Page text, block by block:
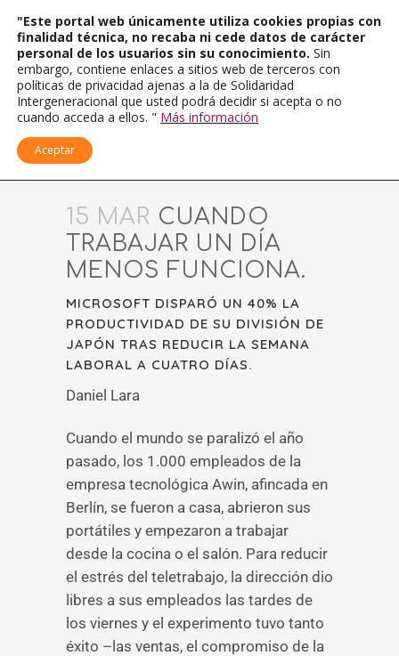
15 MAR CUANDO
TRABAJAR UN DÍA
MENOS FUNCIONA.
MICROSOFT DISPARÓ UN 40% LA
PRODUCTIVIDAD DE SU DIVISIÓN DE
JAPÓN TRAS REDUCIR LA SEMANA
LABORAL A CUATRO DÍAS.
Daniel Lara
Cuando el mundo se paralizó el año
pasado, los 1.000 empleados de la
empresa tecnológica Awin, afincada en
Berlín, se fueron a casa, abrieron sus
portátiles y empezaron a trabajar
desde la cocina o el salón. Para reducir
el estrés del teletrabajo, la dirección dio
libres a sus empleados las tardes de
los viernes y el experimento tuvo tanto
éxito –las ventas, el compromiso de la
"Este portal web únicamente utiliza cookies propias con
finalidad técnica, no recaba ni cede datos de carácter
personal de los usuarios sin su conocimiento. Sin
embargo, contiene enlaces a sitios web de terceros con
políticas de privacidad ajenas a la de Solidaridad
Intergeneracional que usted podrá decidir si acepta o no
cuando acceda a ellos. " Más información
Aceptar